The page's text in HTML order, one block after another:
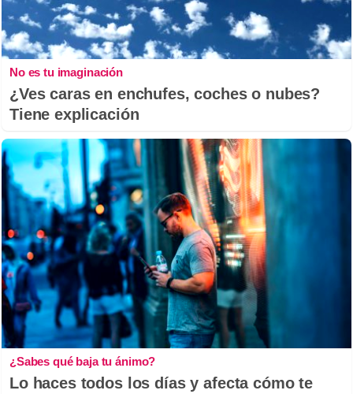
No es tu imaginación
¿Ves caras en enchufes, coches o nubes?
Tiene explicación
¿Sabes qué baja tu ánimo?
Lo haces todos los días y afecta cómo te